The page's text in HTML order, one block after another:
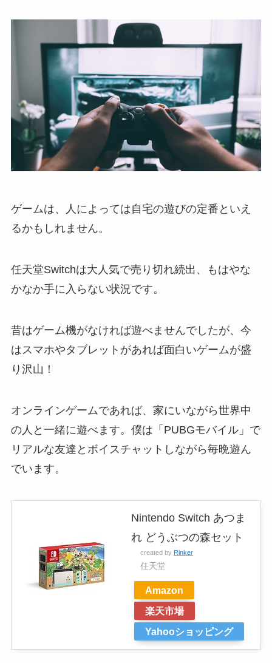
ゲームは、人によっては自宅の遊びの定番といえ
るかもしれません。
任天堂Switchは大人気で売り切れ続出、もはやな
かなか手に入らない状況です。
昔はゲーム機がなければ遊べませんでしたが、今
はスマホやタブレットがあれば面白いゲームが盛
り沢山！
オンラインゲームであれば、家にいながら世界中
の人と一緒に遊べます。僕は「PUBGモバイル」で
リアルな友達とボイスチャットしながら毎晩遊ん
でいます。
Nintendo Switch あつま
れ どうぶつの森セット
created by Rinker
任天堂
Amazon
楽天市場
Yahooショッピング